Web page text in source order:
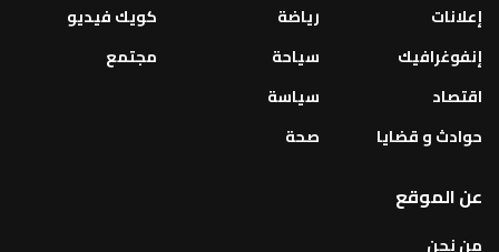
إعلانات
إنفوغرافيك
اقتصاد
حوادث و قضايا
رياضة
سياحة
سياسة
صحة
كويك فيديو
مجتمع
عن الموقع
من نحن